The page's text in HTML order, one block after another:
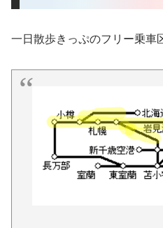
一日散歩きっぷのフリー乗車